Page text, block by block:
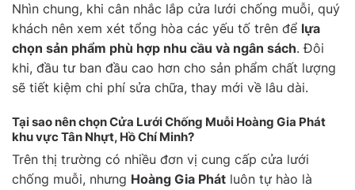
Nhìn chung, khi cân nhắc lắp cửa lưới chống muỗi, quý
khách nên xem xét tổng hòa các yếu tố trên để lựa
chọn sản phẩm phù hợp nhu cầu và ngân sách. Đôi
khi, đầu tư ban đầu cao hơn cho sản phẩm chất lượng
sẽ tiết kiệm chi phí sửa chữa, thay mới về lâu dài.
Tại sao nên chọn Cửa Lưới Chống Muỗi Hoàng Gia Phát
khu vực Tân Nhựt, Hồ Chí Minh?
Trên thị trường có nhiều đơn vị cung cấp cửa lưới
chống muỗi, nhưng Hoàng Gia Phát luôn tự hào là